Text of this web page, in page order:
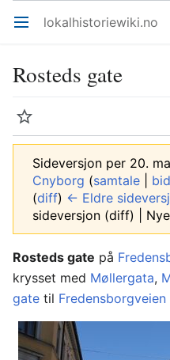
Åpne hovedmenyen lokalhistoriewiki.no
Rosteds gate
Overvåk
Sideversjon per 20.
Cnyborg (samtale
(diff) ← Eldre
sideversjon (diff) |
Rosteds gate på
krysset med Møllergata,
gate til Fredensborgveien